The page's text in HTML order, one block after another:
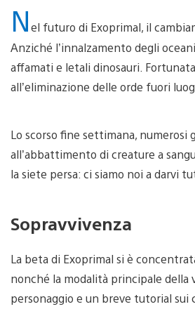
Nel futuro di Exoprimal, il
Anziché l’innalzamento degli
affamati e letali dinosauri.
all’eliminazione delle orde fuori
Lo scorso fine settimana,
all’abbattimento di creature a
la siete persa: ci siamo noi a darvi
Sopravvivenza
La beta di Exoprimal si è
nonché la modalità principale della
personaggio e un breve tutorial sui